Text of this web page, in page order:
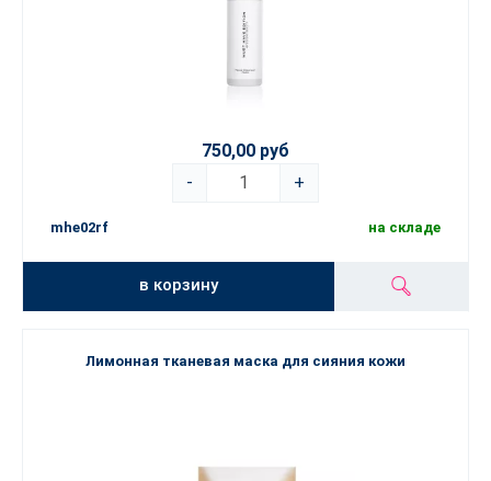
750,00 руб
-
+
mhe02rf на складе
в корзину
Лимонная тканевая маска для сияния кожи